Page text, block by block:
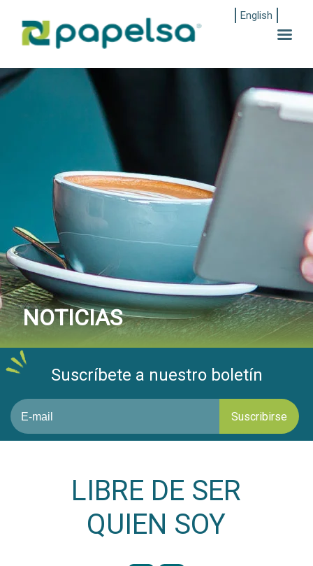
English
NOTICIAS
Suscríbete a nuestro boletín
LIBRE DE SER
QUIEN SOY